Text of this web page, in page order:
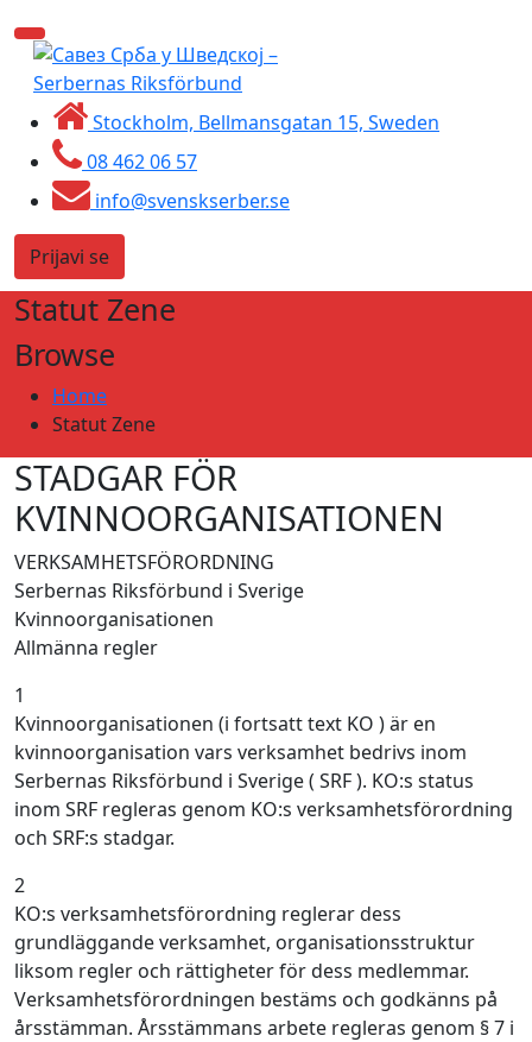
to
content
Toggle
navigation
Stockholm, Bellmansgatan 15, Sweden
08 462 06 57
info@svenskserber.se
Prijavi se
Statut Zene
Browse
Home
Statut Zene
STADGAR FÖR
KVINNOORGANISATIONEN
VERKSAMHETSFÖRORDNING
Serbernas Riksförbund i Sverige
Kvinnoorganisationen
Allmänna regler
1
Kvinnoorganisationen (i fortsatt text KO ) är en
kvinnoorganisation vars verksamhet bedrivs inom
Serbernas Riksförbund i Sverige ( SRF ). KO:s status
inom SRF regleras genom KO:s verksamhetsförordning
och SRF:s stadgar.
2
KO:s verksamhetsförordning reglerar dess
grundläggande verksamhet, organisationsstruktur
liksom regler och rättigheter för dess medlemmar.
Verksamhetsförordningen bestäms och godkänns på
årsstämman. Årsstämmans arbete regleras genom § 7 i